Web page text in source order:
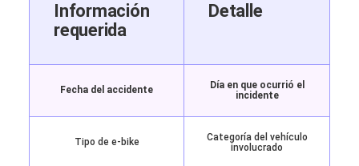
Información
requerida
Detalle
Fecha del accidente
Día en que ocurrió el
incidente
Tipo de e-bike
Categoría del vehículo
involucrado